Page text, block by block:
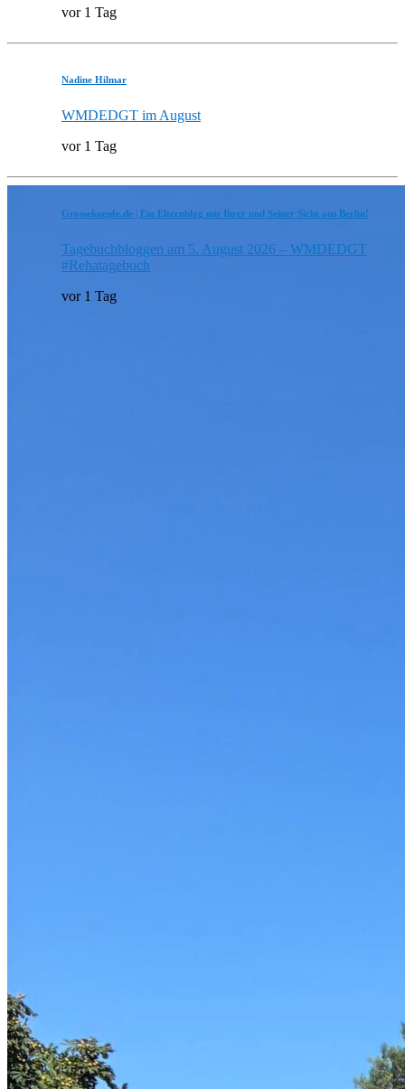
vor 1 Tag
Nadine Hilmar
WMDEDGT im August
vor 1 Tag
Grossekoepfe.de | Ein Elternblog mit Ihrer und Seiner Sicht aus Berlin!
Tagebuchbloggen am 5. August 2026 – WMDEDGT
#Rehatagebuch
vor 1 Tag